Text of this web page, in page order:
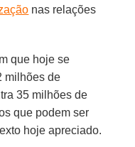
nas relações
que hoje se
milhões de
35 milhões de
que podem ser
hoje apreciado.